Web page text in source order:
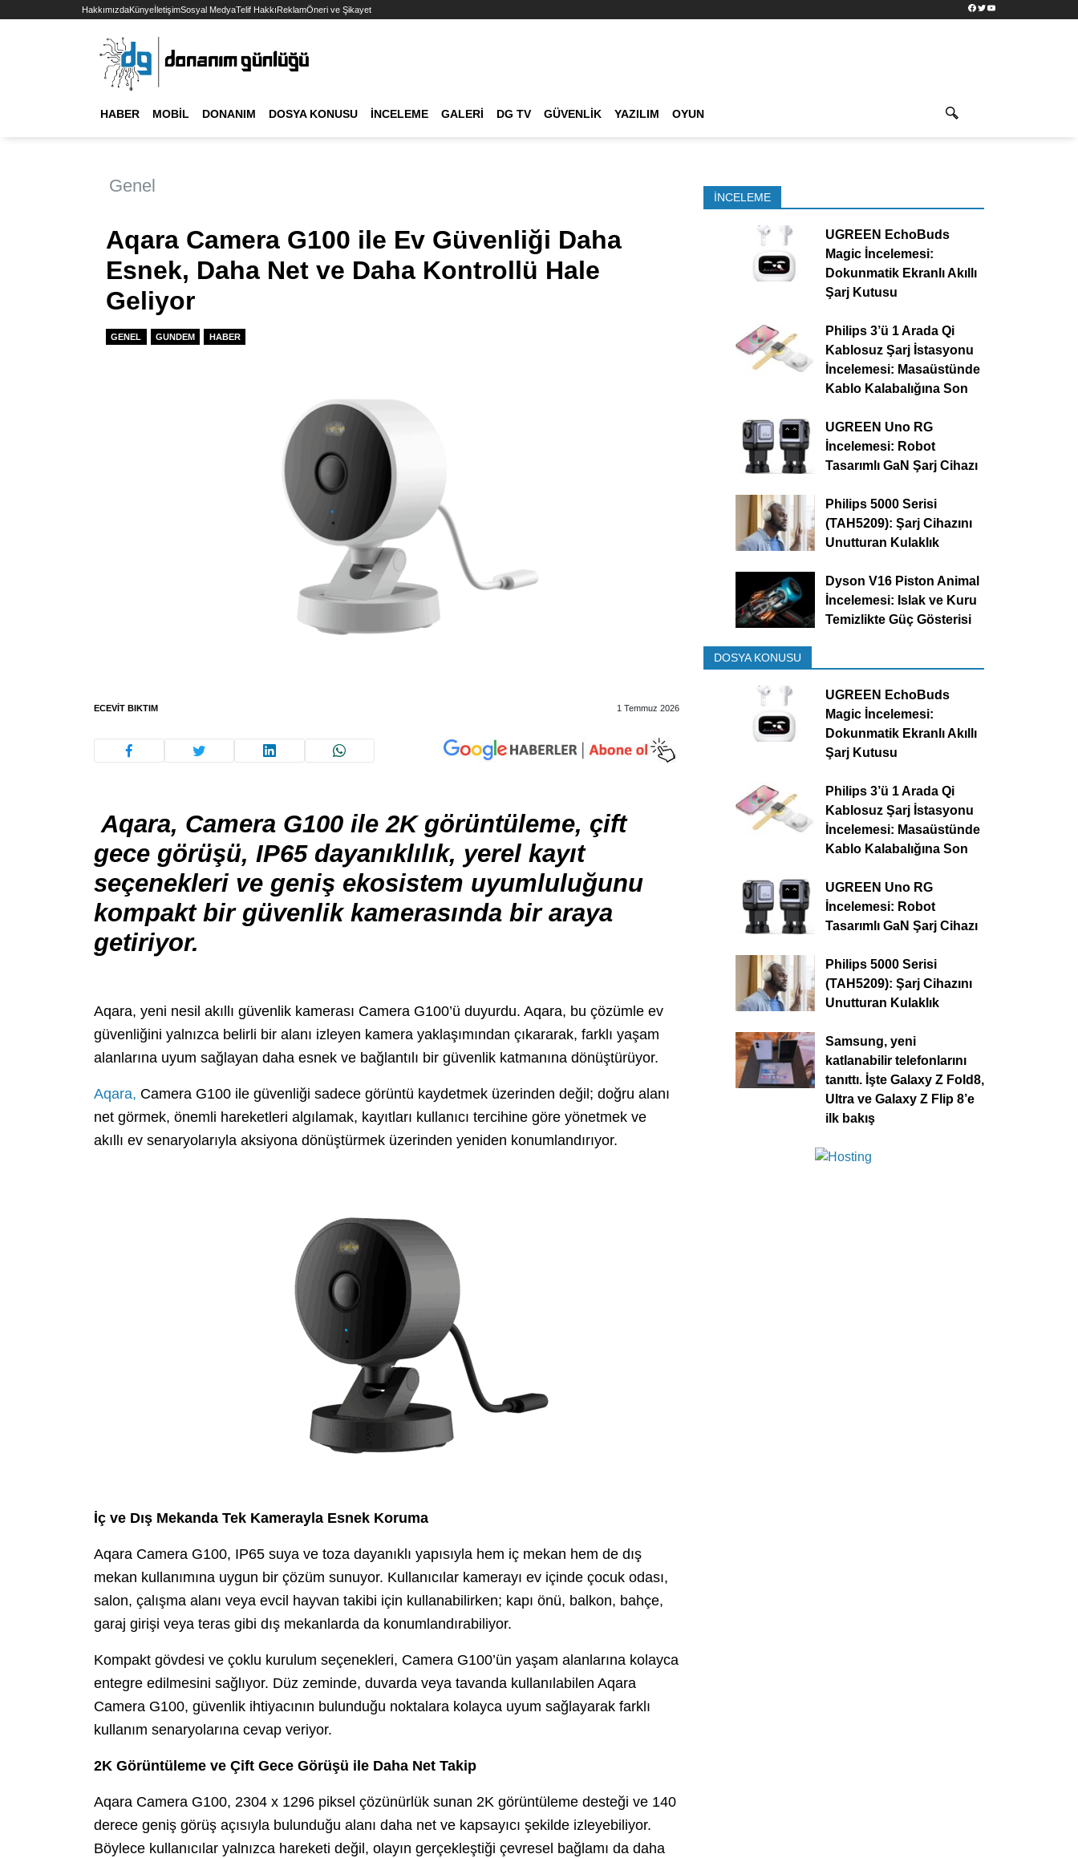
HakkımızdaKünyeİletişimSosyal MedyaTelif HakkıReklamÖneri ve Şikayet Facebook
TwitterYouTube
HABER MOBIL DONANIM DOSYA KONUSU İNCELEME GALERI DG TV GÜVENLIK YAZILIM OYUN
Genel
Aqara Camera G100 ile Ev Güvenliği Daha
Esnek, Daha Net ve Daha Kontrollü Hale
Geliyor
GENEL GUNDEM HABER
ECEVIT BIKTIM 1 Temmuz 2026
Aqara, Camera G100 ile 2K görüntüleme, çift
gece görüşü, IP65 dayanıklılık, yerel kayıt
seçenekleri ve geniş ekosistem uyumluluğunu
kompakt bir güvenlik kamerasında bir araya
getiriyor.
Aqara, yeni nesil akıllı güvenlik kamerası Camera G100’ü duyurdu. Aqara, bu çözümle ev
güvenliğini yalnızca belirli bir alanı izleyen kamera yaklaşımından çıkararak, farklı yaşam
alanlarına uyum sağlayan daha esnek ve bağlantılı bir güvenlik katmanına dönüştürüyor.
Aqara, Camera G100 ile güvenliği sadece görüntü kaydetmek üzerinden değil; doğru alanı
net görmek, önemli hareketleri algılamak, kayıtları kullanıcı tercihine göre yönetmek ve
akıllı ev senaryolarıyla aksiyona dönüştürmek üzerinden yeniden konumlandırıyor.
İç ve Dış Mekanda Tek Kamerayla Esnek Koruma
Aqara Camera G100, IP65 suya ve toza dayanıklı yapısıyla hem iç mekan hem de dış
mekan kullanımına uygun bir çözüm sunuyor. Kullanıcılar kamerayı ev içinde çocuk odası,
salon, çalışma alanı veya evcil hayvan takibi için kullanabilirken; kapı önü, balkon, bahçe,
garaj girişi veya teras gibi dış mekanlarda da konumlandırabiliyor.
Kompakt gövdesi ve çoklu kurulum seçenekleri, Camera G100’ün yaşam alanlarına kolayca
entegre edilmesini sağlıyor. Düz zeminde, duvarda veya tavanda kullanılabilen Aqara
Camera G100, güvenlik ihtiyacının bulunduğu noktalara kolayca uyum sağlayarak farklı
kullanım senaryolarına cevap veriyor.
2K Görüntüleme ve Çift Gece Görüşü ile Daha Net Takip
Aqara Camera G100, 2304 x 1296 piksel çözünürlük sunan 2K görüntüleme desteği ve 140
derece geniş görüş açısıyla bulunduğu alanı daha net ve kapsayıcı şekilde izleyebiliyor.
Böylece kullanıcılar yalnızca hareketi değil, olayın gerçekleştiği çevresel bağlamı da daha
İNCELEME
UGREEN EchoBuds
Magic İncelemesi:
Dokunmatik Ekranlı Akıllı
Şarj Kutusu
Philips 3’ü 1 Arada Qi
Kablosuz Şarj İstasyonu
İncelemesi: Masaüstünde
Kablo Kalabalığına Son
UGREEN Uno RG
İncelemesi: Robot
Tasarımlı GaN Şarj Cihazı
Philips 5000 Serisi
(TAH5209): Şarj Cihazını
Unutturan Kulaklık
Dyson V16 Piston Animal
İncelemesi: Islak ve Kuru
Temizlikte Güç Gösterisi
DOSYA KONUSU
UGREEN EchoBuds
Magic İncelemesi:
Dokunmatik Ekranlı Akıllı
Şarj Kutusu
Philips 3’ü 1 Arada Qi
Kablosuz Şarj İstasyonu
İncelemesi: Masaüstünde
Kablo Kalabalığına Son
UGREEN Uno RG
İncelemesi: Robot
Tasarımlı GaN Şarj Cihazı
Philips 5000 Serisi
(TAH5209): Şarj Cihazını
Unutturan Kulaklık
Samsung, yeni
katlanabilir telefonlarını
tanıttı. İşte Galaxy Z Fold8,
Ultra ve Galaxy Z Flip 8’e
ilk bakış